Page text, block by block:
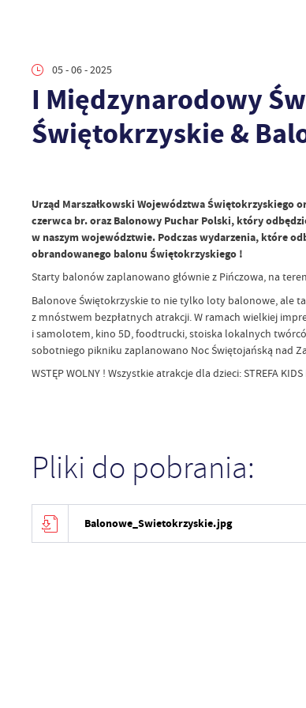
05 - 06 - 2025
I Międzynarodowy
Świętokrzyskie &
Urząd Marszałkowski Województwa Świętokrzyskiego
czerwca br. oraz Balonowy Puchar Polski, który
w naszym województwie. Podczas wydarzenia, które
obrandowanego balonu Świętokrzyskiego !
Starty balonów zaplanowano głównie z Pińczowa, na
Balonove Świętokrzyskie to nie tylko loty balonowe, ale
z mnóstwem bezpłatnych atrakcji. W ramach wielkiej
i samolotem, kino 5D, foodtrucki, stoiska lokalnych
sobotniego pikniku zaplanowano Noc Świętojańską nad
WSTĘP WOLNY ! Wszystkie atrakcje dla dzieci: STREFA KIDS
Pliki do pobrania:
Balonowe_Swietokrzyskie.jpg